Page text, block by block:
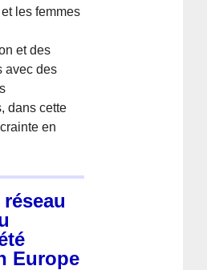
les femmes
et des
avec des
dans cette
en
Europe